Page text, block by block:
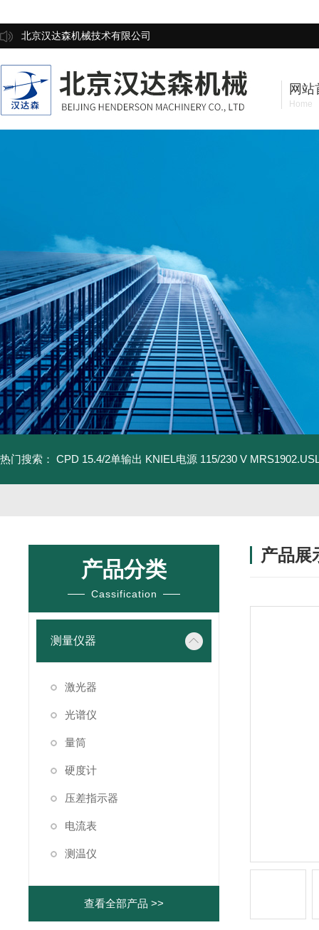
北京汉达森机械技术有限公司
网站
Home
热门搜索： CPD 15.4/2单输出 KNIEL电源 115/230 V
产品分类
Cassification
测量仪器
激光器
光谱仪
量筒
硬度计
压差指示器
电流表
测温仪
查看全部产品 >>
产品展